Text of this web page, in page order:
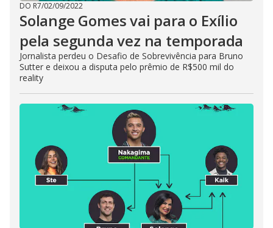
DO R7/02/09/2022
Solange Gomes vai para o Exílio
pela segunda vez na temporada
Jornalista perdeu o Desafio de Sobrevivência para Bruno
Sutter e deixou a disputa pelo prêmio de R$500 mil do
reality